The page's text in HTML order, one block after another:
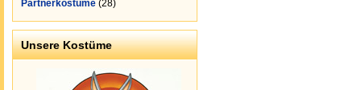
Partnerkostüme (28)
Unsere Kostüme